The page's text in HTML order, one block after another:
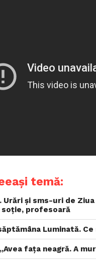
temă:
Urări și sms-uri de
soție, profesoară
Luminată. Ce
faţa neagră. A